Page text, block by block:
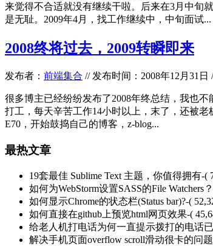
来觉得不合适就没有继续干啦。后来在3月中旬
是无耻。2009年4月，找工作继续中，中旬面试...
2008终将过去，2009转瞬即来
发布者： 前端集合 // 发布时间：2008年12月31日
很多博主已经纷纷发布了2008年终总结，我也
打工，每天辛苦工作14小时以上，末了，还被
E70，开始鼓捣自己的博客，z-blog...
最热文章
19套最佳 Sublime Text 主题，你值得拥有-(
如何为WebStorm设置SASS的File Watchers？
如何显示Chrome的状态栏(Status bar)?-(
如何直接在github上预览html网页效果-(
给老人机打电话为何一直提示拨打的电话
解决手机页面overflow scroll滑动很卡的问题